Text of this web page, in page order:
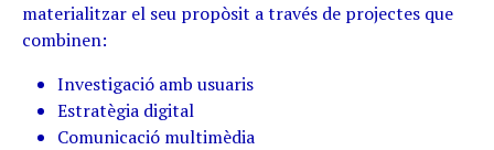
materialitzar el seu propòsit a través de projectes que
combinen:
Investigació amb usuaris
Estratègia digital
Comunicació multimèdia